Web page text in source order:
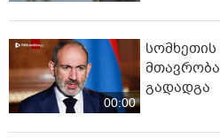
00:00
სომხეთის
მთავრობა
გადადგა